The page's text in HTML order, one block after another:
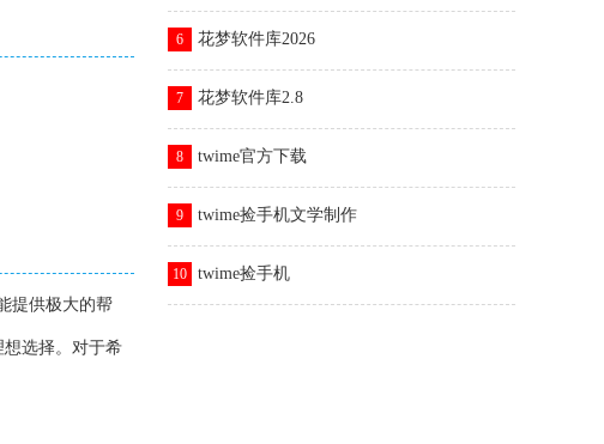
提供极大的帮
选择。对于希
6 花梦软件库2026
7 花梦软件库2.8
8 twime官方下载
9 twime捡手机文学制作
10 twime捡手机